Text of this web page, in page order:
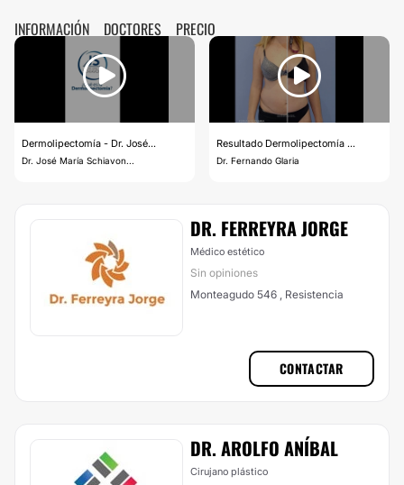
INFORMACIÓN DOCTORES PRECIO
Dermolipectomía - Dr. José...
Dr. José María Schiavon...
Resultado Dermolipectomía ...
Dr. Fernando Glaria
DR. FERREYRA JORGE
Médico estético
Sin opiniones
Monteagudo 546 , Resistencia
CONTACTAR
DR. AROLFO ANÍBAL
Cirujano plástico